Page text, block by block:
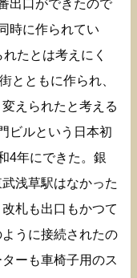
出口ができたので
時に作られてい
たとは考えにく
とともに作られ、
えられたと考える
ビルという日本初
4年にできた。銀
浅草駅はなかった
札も出口もかつて
うに接続されたの
ーも車椅子用のス